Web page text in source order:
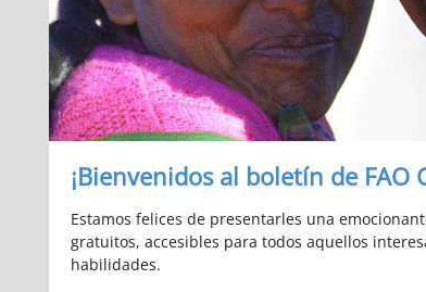
¡Bienvenidos al boletín de FAO
Estamos felices de presentarles una
gratuitos, accesibles para todos aquellos
habilidades.